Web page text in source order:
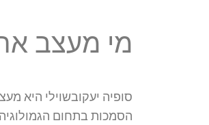
מי מעצב
סופיה יעקובשוילי היא
הסמכות בתחום